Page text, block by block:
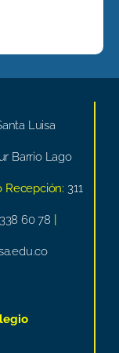
Luisa
Barrio Lago
Recepción: 311
60 78